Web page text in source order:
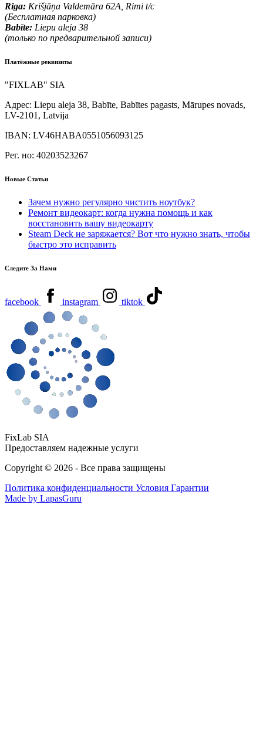
Riga: Krišjāņa Valdemāra 62A, Rimi t/c
(Бесплатная парковка)
Babīte: Liepu aleja 38
(только по предварительной записи)
Платёжные реквизиты
"FIXLAB" SIA
Адрес: Liepu aleja 38, Babīte, Babītes pagasts, Mārupes novads,
LV-2101, Latvija
IBAN: LV46HABA0551056093125
Рег. но: 40203523267
Новые Статьи
Зачем нужно регулярно чистить ноутбук?
Ремонт видеокарт: когда нужна помощь и как
восстановить вашу видеокарту
Steam Deck не заряжается? Вот что нужно знать, чтобы
быстро это исправить
Следите За Нами
facebook instagram tiktok
FixLab SIA
Предоставляем надежные услуги
Copyright © 2026 - Все права защищены
Политика конфиденциальности Условия Гарантии
Made by LapasGuru